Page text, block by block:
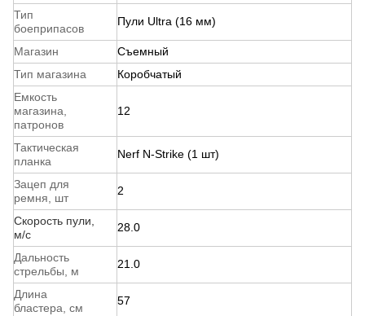
Тип
боеприпасов
Пули Ultra (16 мм)
Магазин
Съемный
Тип магазина
Коробчатый
Емкость
магазина,
патронов
12
Тактическая
планка
Nerf N-Strike (1 шт)
Зацеп для
ремня, шт
2
Скорость пули,
м/с
28.0
Дальность
стрельбы, м
21.0
Длина
бластера, см
57